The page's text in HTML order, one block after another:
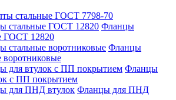
стальные ГОСТ 7798-70
Фланцы
ГОСТ 12820
Фланцы
воротниковые
Фланцы
с ПП покрытием
Фланцы для ПНД